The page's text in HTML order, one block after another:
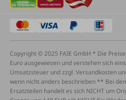
Copyright © 2025 FAIE GmbH * Die
Euro ausgewiesen und verstehen sich
Umsatzsteuer und zzgl. Versandkosten
wenn nicht anders beschrieben ** Bei
Ersatzteilen handelt es sich NICHT um